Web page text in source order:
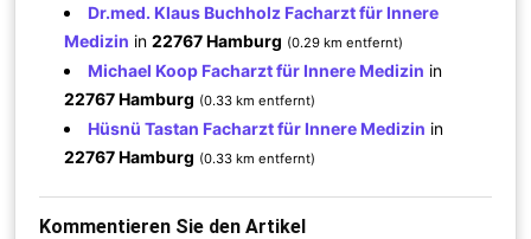
Dr.med. Klaus Buchholz Facharzt für Innere
Medizin in22767 Hamburg (0.29 km entfernt)
Michael Koop Facharzt für Innere Medizin in
22767 Hamburg (0.33 km entfernt)
Hüsnü Tastan Facharzt für Innere Medizin in
22767 Hamburg (0.33 km entfernt)
Kommentieren Sie den Artikel